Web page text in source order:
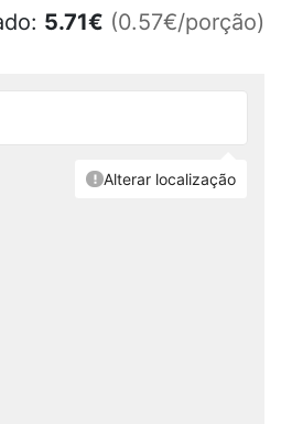
5.71€ (0.57€/porção)